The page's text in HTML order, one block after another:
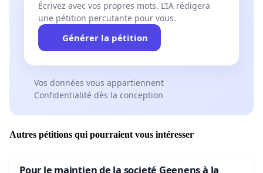
Écrivez avec vos propres mots. L’IA rédigera
une pétition percutante pour vous.
Générer la pétition
Vos données vous appartiennent
Confidentialité dès la conception
Autres pétitions qui pourraient vous intéresser
Pour le maintien de la societé Geenens à la